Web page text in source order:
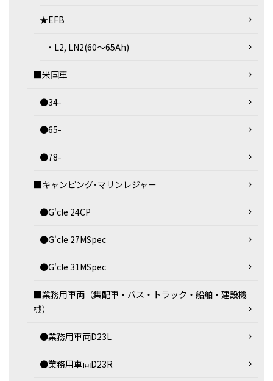
★EFB
・L2, LN2(60～65Ah)
■米国車
●34-
●65-
●78-
■キャンピング･マリンレジャー
●G'cle 24CP
●G'cle 27MSpec
●G'cle 31MSpec
■業務用車両（集配車・バス・トラック・船舶・建設機
械）
●業務用車両D23L
●業務用車両D23R